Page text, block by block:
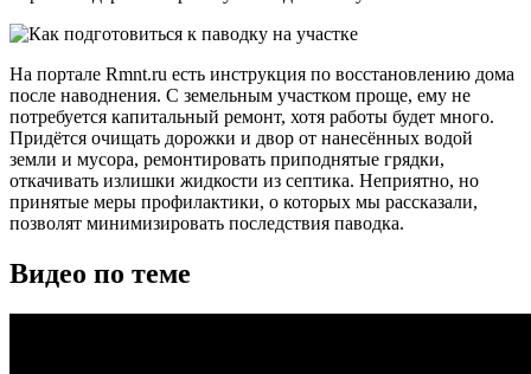
На портале Rmnt.ru есть инструкция по восстановлению дома
после наводнения. С земельным участком проще, ему не
потребуется капитальный ремонт, хотя работы будет много.
Придётся очищать дорожки и двор от нанесённых водой
земли и мусора, ремонтировать приподнятые грядки,
откачивать излишки жидкости из септика. Неприятно, но
принятые меры профилактики, о которых мы рассказали,
позволят минимизировать последствия паводка.
Видео по теме